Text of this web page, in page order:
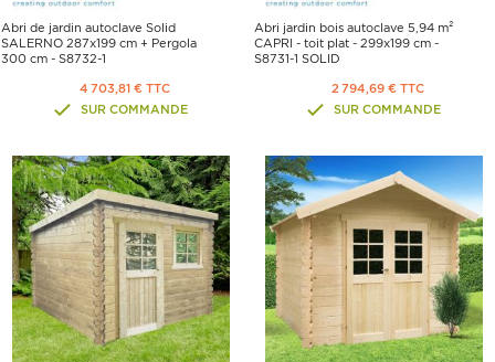
Abri de jardin autoclave Solid
SALERNO 287x199 cm + Pergola
300 cm - S8732-1
4 703,81 € TTC
SUR COMMANDE
Abri jardin bois autoclave 5,94 m²
CAPRI - toit plat - 299x199 cm -
S8731-1 SOLID
2 794,69 € TTC
SUR COMMANDE